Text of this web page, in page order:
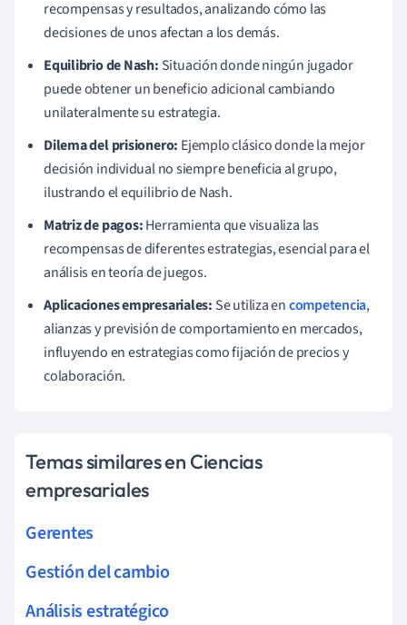
recompensas y resultados, analizando cómo las
decisiones de unos afectan a los demás.
Equilibrio de Nash: Situación donde ningún jugador
puede obtener un beneficio adicional cambiando
unilateralmente su estrategia.
Dilema del prisionero: Ejemplo clásico donde la mejor
decisión individual no siempre beneficia al grupo,
ilustrando el equilibrio de Nash.
Matriz de pagos:Herramienta que visualiza las
recompensas de diferentes estrategias, esencial para el
análisis en teoría de juegos.
Aplicaciones empresariales: Se utiliza encompetencia,
alianzas y previsión de comportamiento en mercados,
influyendo en estrategias como fijación de precios y
colaboración.
Temas similares en Ciencias
empresariales
Gerentes
Gestión del cambio
Análisis estratégico